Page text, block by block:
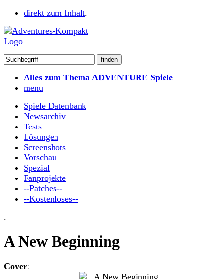
direkt zum Inhalt.
Alles zum Thema ADVENTURE Spiele
menu
Spiele Datenbank
Newsarchiv
Tests
Lösungen
Screenshots
Vorschau
Spezial
Fanprojekte
--Patches--
--Kostenloses--
.
A New Beginning
Cover: